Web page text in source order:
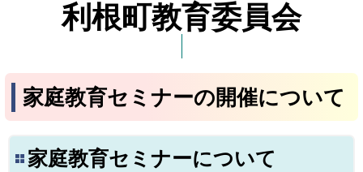
利根町教育委員会
家庭教育セミナーの開催について
家庭教育セミナーについて